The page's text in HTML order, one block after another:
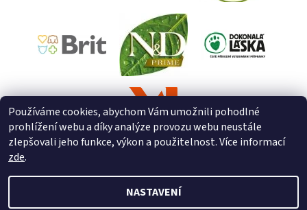
Používáme cookies, abychom Vám umožnili pohodlné
prohlížení webu a díky analýze provozu webu neustále
zlepšovali jeho funkce, výkon a použitelnost. Více informací
zde.
NASTAVENÍ